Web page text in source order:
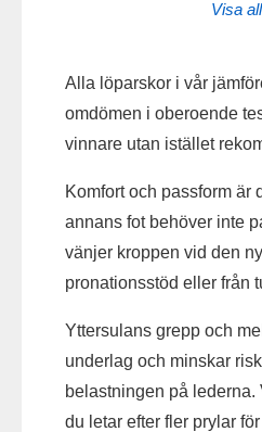
Visa
Alla löparskor i vår
omdömen i oberoende
vinnare utan istället
Komfort och passform är
annans fot behöver inte
vänjer kroppen vid den
pronationsstöd eller från
Yttersulans grepp och
underlag och minskar
belastningen på lederna.
du letar efter fler prylar